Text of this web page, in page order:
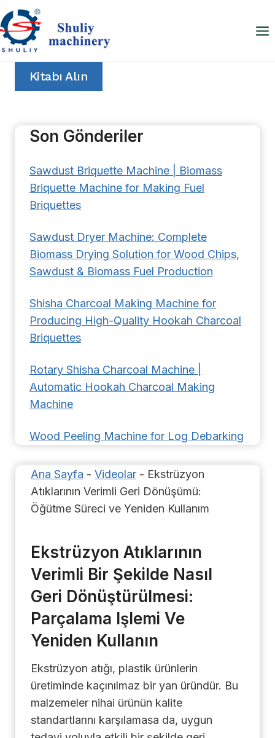
Skip
to
content
Kitabı Alın
Son Gönderiler
Sawdust Briquette Machine | Biomass
Briquette Machine for Making Fuel
Briquettes
Sawdust Dryer Machine: Complete
Biomass Drying Solution for Wood Chips,
Sawdust & Biomass Fuel Production
Shisha Charcoal Making Machine for
Producing High-Quality Hookah Charcoal
Briquettes
Rotary Shisha Charcoal Machine |
Automatic Hookah Charcoal Making
Machine
Wood Peeling Machine for Log Debarking
Ana Sayfa - Videolar - Ekstrüzyon
Atıklarının Verimli Geri Dönüşümü:
Öğütme Süreci ve Yeniden Kullanım
Ekstrüzyon Atıklarının
Verimli Bir Şekilde Nasıl
Geri Dönüştürülmesi:
Parçalama Işlemi Ve
Yeniden Kullanın
Ekstrüzyon atığı, plastik ürünlerin
üretiminde kaçınılmaz bir yan üründür. Bu
malzemeler nihai ürünün kalite
standartlarını karşılamasa da, uygun